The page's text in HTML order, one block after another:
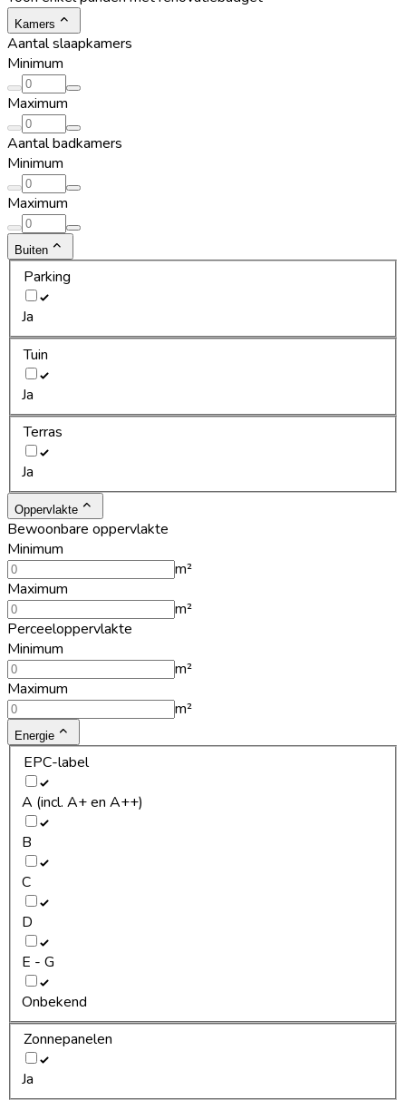
Kamers
Aantal slaapkamers
Minimum
Maximum
Aantal badkamers
Minimum
Maximum
Buiten
Parking
Ja
Tuin
Ja
Terras
Ja
Oppervlakte
Bewoonbare oppervlakte
Minimum
m²
Maximum
m²
Perceeloppervlakte
Minimum
m²
Maximum
m²
Energie
EPC-label
A (incl. A+ en A++)
B
C
D
E - G
Onbekend
Zonnepanelen
Ja